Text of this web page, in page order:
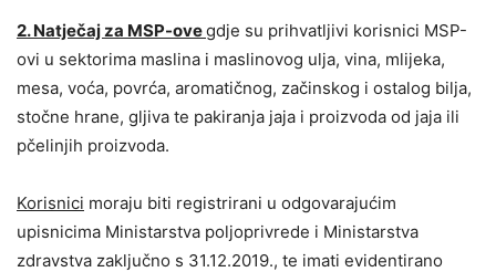
2. Natječaj za MSP-ovegdje su prihvatljivi korisnici MSP-
ovi u sektorima maslina i maslinovog ulja, vina, mlijeka,
mesa, voća, povrća, aromatičnog, začinskog i ostalog bilja,
stočne hrane, gljiva te pakiranja jaja i proizvoda od jaja ili
pčelinjih proizvoda.
Korisnici moraju biti registrirani u odgovarajućim
upisnicima Ministarstva poljoprivrede i Ministarstva
zdravstva zaključno s 31.12.2019., te imati evidentirano